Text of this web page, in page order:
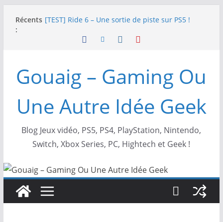
Récents
:
[TEST] Ride 6 – Une sortie de piste sur PS5 !
NEOGEO AES+ : La légende de l’arcade est de
SWITCH 2 : Nouveaux accessoires Turtle Beach X
Gouaig – Gaming Ou
Une Autre Idée Geek
Blog Jeux vidéo, PS5, PS4, PlayStation, Nintendo,
Switch, Xbox Series, PC, Hightech et Geek !